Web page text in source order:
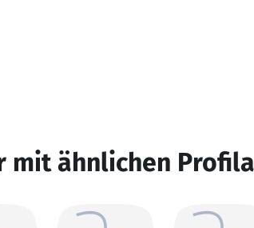
mit ähnlichen